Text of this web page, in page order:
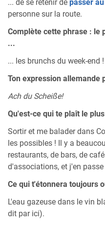
... de se retenir de passer
personne sur la route.
Complète cette phrase : le
...
... les brunchs du week-end
Ton expression allemande
Ach du Scheiße!
Qu'est-ce qui te plaît le
Sortir et me balader dans
les possibles ! Il y a
restaurants, de bars, de
d'associations, et j'en passe
Ce qui t'étonnera toujours
L'eau gazeuse dans le vin
dit par ici).